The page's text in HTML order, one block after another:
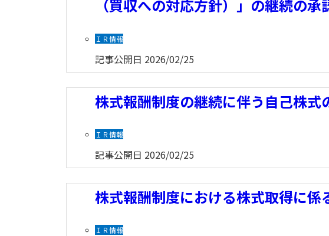
（買収への対応方針）」の継続の
ＩＲ情報
記事公開日 2026/02/25
株式報酬制度の継続に伴う自己株式
ＩＲ情報
記事公開日 2026/02/25
株式報酬制度における株式取得に
ＩＲ情報